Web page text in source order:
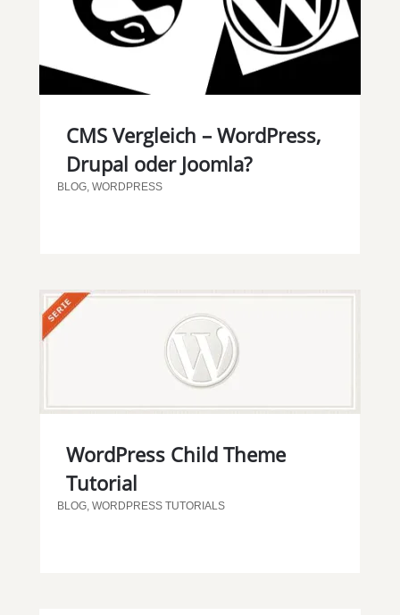
CMS Vergleich – WordPress,
Drupal oder Joomla?
BLOG, WORDPRESS
WordPress Child Theme
Tutorial
BLOG, WORDPRESS TUTORIALS